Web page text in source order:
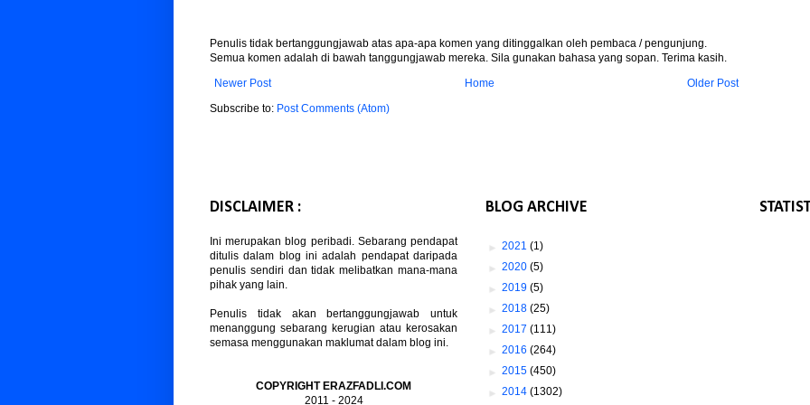
Penulis tidak bertanggungjawab atas apa-apa komen yang ditinggalkan oleh pembaca / pengunjung.
Semua komen adalah di bawah tanggungjawab mereka. Sila gunakan bahasa yang sopan. Terima kasih.
Newer Post
Older Post
Home
Subscribe to: Post Comments (Atom)
DISCLAIMER :
Ini merupakan blog peribadi. Sebarang pendapat
ditulis dalam blog ini adalah pendapat daripada
penulis sendiri dan tidak melibatkan mana-mana
pihak yang lain.
Penulis tidak akan bertanggungjawab untuk
menanggung sebarang kerugian atau kerosakan
semasa menggunakan maklumat dalam blog ini.
COPYRIGHT ERAZFADLI.COM
2011 - 2024
BLOG ARCHIVE
► 2021 (1)
► 2020 (5)
► 2019 (5)
► 2018 (25)
► 2017 (111)
► 2016 (264)
► 2015 (450)
► 2014 (1302)